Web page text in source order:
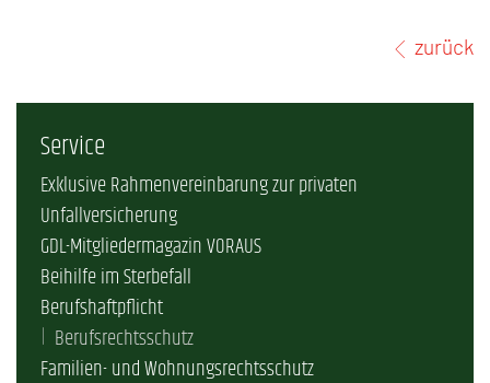
zurück
Service
Exklusive Rahmenvereinbarung zur privaten
Unfallversicherung
GDL-Mitgliedermagazin VORAUS
Beihilfe im Sterbefall
Berufshaftpflicht
Berufsrechtsschutz
Familien- und Wohnungsrechtsschutz